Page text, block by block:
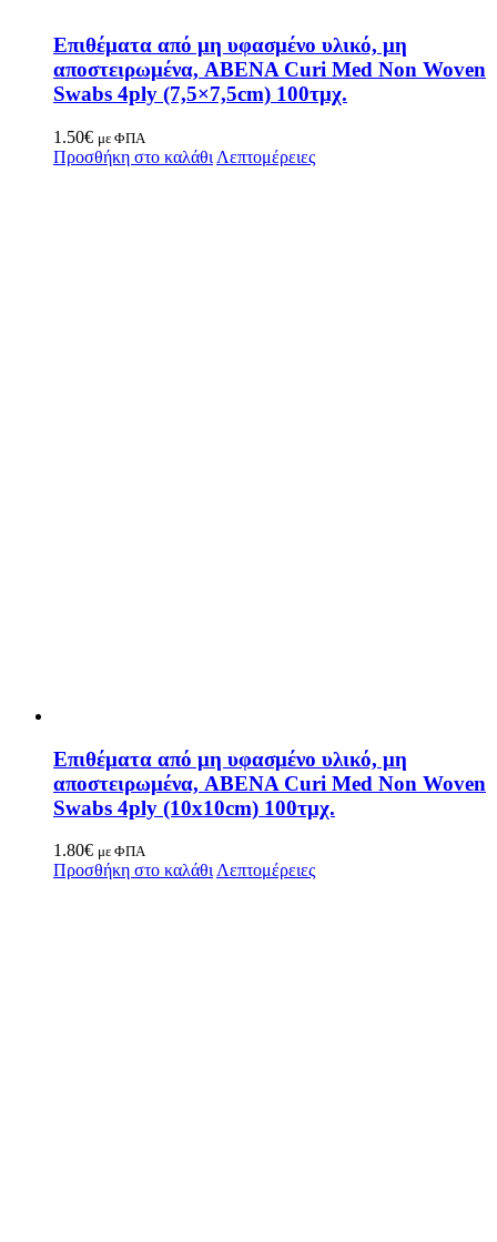
Επιθέματα από μη υφασμένο υλικό, μη
αποστειρωμένα, ABENA Curi Med Non Woven
Swabs 4ply (7,5×7,5cm) 100τμχ.
1.50€ με ΦΠΑ
Προσθήκη στο καλάθι Λεπτομέρειες
Επιθέματα από μη υφασμένο υλικό, μη
αποστειρωμένα, ABENA Curi Med Non Woven
Swabs 4ply (10x10cm) 100τμχ.
1.80€ με ΦΠΑ
Προσθήκη στο καλάθι Λεπτομέρειες